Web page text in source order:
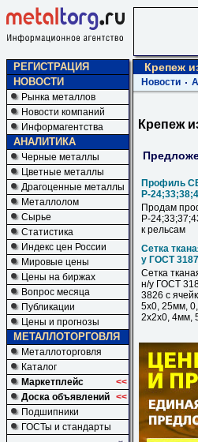
РЕГИСТРАЦИЯ
НОВОСТИ
Рынка металлов
Новости компаний
Информагентства
АНАЛИТИКА
Черные металлы
Цветные металлы
Драгоценные металлы
Металлолом
Сырье
Статистика
Индекс цен России
Мировые цены
Цены на биржах
Вопрос месяца
Публикации
Цены и прогнозы
МЕТАЛЛОТОРГОВЛЯ
Металлоторговля
Каталог
Маркетплейс
<<
Доска объявлений <<
Подшипники
ГОСТы и стандарты
Крепеж
Новости
Крепеж
Профиль
Р-
Продам
Р-
к рельсам
Сетка
у ГОСТ
Сетка
н/у ГОСТ
3826 с
5х0, 25мм,
2х2х0, 4мм,